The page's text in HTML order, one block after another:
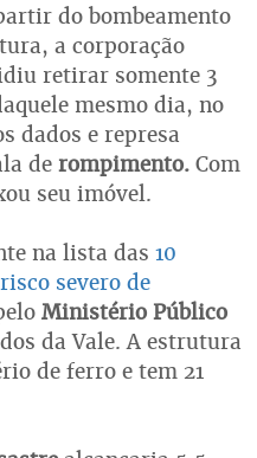
do bombeamento
a corporação
retirar somente 3
mesmo dia, no
dados e represa
de rompimento. Com
seu imóvel.
na lista das 10
severo de
Ministério Público
da Vale. A estrutura
de ferro e tem 21